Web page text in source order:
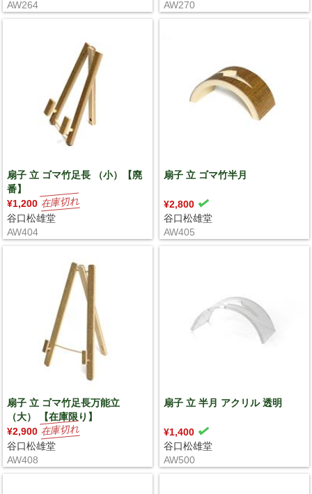
AW264 AW270
扇子 立 ゴマ竹足長 （小）【廃
番】
¥1,200
谷口松雄堂
AW404
扇子 立 ゴマ竹半月
¥2,800
谷口松雄堂
AW405
扇子 立 ゴマ竹足長万能立
（大） 【在庫限り】
¥2,900
谷口松雄堂
AW408
扇子 立 半月 アクリル 透明
¥1,400
谷口松雄堂
AW500